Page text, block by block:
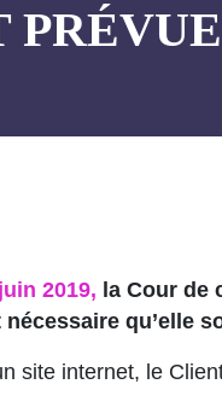
2019, la Cour de
qu’elle
site internet, le